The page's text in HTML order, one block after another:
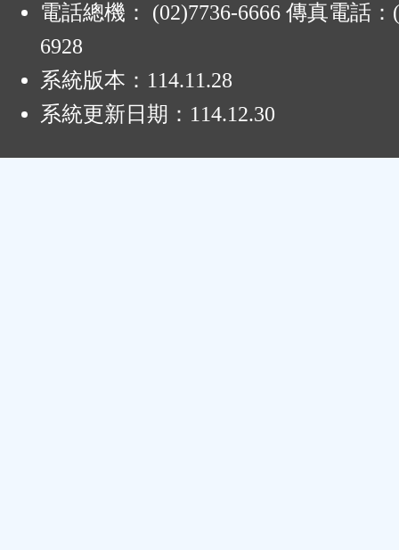
電話總機： (02)7736-6666 傳真電話：
6928
系統版本： 114.11.28
系統更新日期： 114.12.30